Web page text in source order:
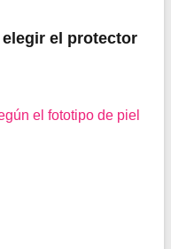
el protector